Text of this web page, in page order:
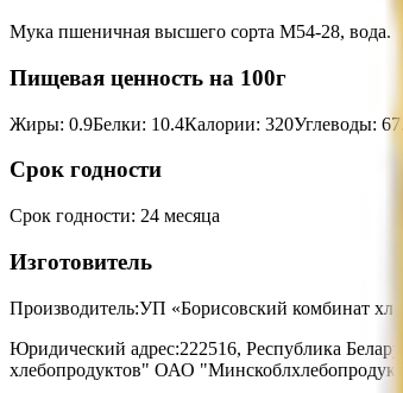
Мука пшеничная высшего сорта М54-28, вода.
Пищевая ценность на 100г
Жиры: 0.9Белки: 10.4Калории: 320Углеводы:
Срок годности
Срок годности: 24 месяца
Изготовитель
Производитель:УП «Борисовский комбинат
Юридический адрес:222516, Республика
хлебопродуктов" ОАО